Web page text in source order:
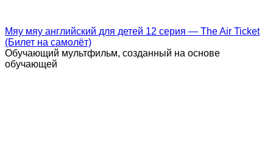
Мяу мяу английский для детей 12 серия — The Air Ticket
(Билет на самолёт)
Обучающий мультфильм, созданный на основе
обучающей